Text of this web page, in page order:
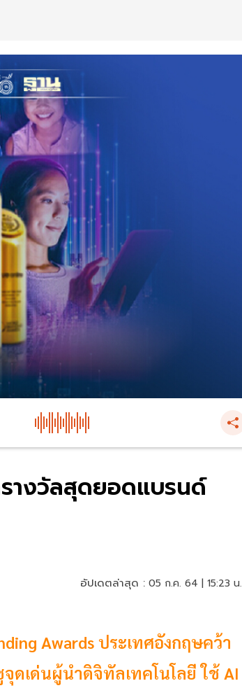
างวัลสุดยอดแบรนด์
อัปเดตล่าสุด : 05 ก.ค. 64 | 15:23 น.
Awards ประเทศอังกฤษคว้า
ดเด่นผู้นำดิจิทัลเทคโนโลยี ใช้ AI